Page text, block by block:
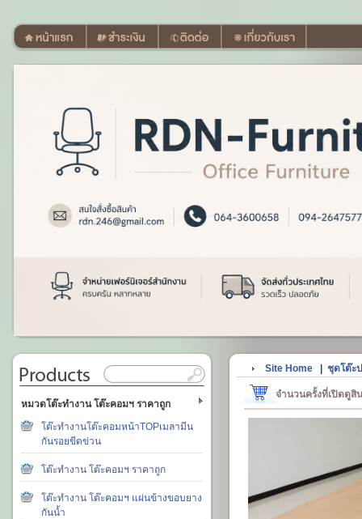
หมวดโต๊ะทำงาน โต๊ะคอมฯ ราคาถูก
โต๊ะทำงานโต๊ะคอมหน้าTOPเมลามีน
กันรอยขีดข่วน
โต๊ะทำงาน โต๊ะคอมฯ ราคาถูก
โต๊ะทำงาน โต๊ะคอมฯ แผ่นข้างขอบยาง
กันน้ำ
Site Home ชุดโต๊ะ
จำนวนครั้งที่เปิดดูสิ